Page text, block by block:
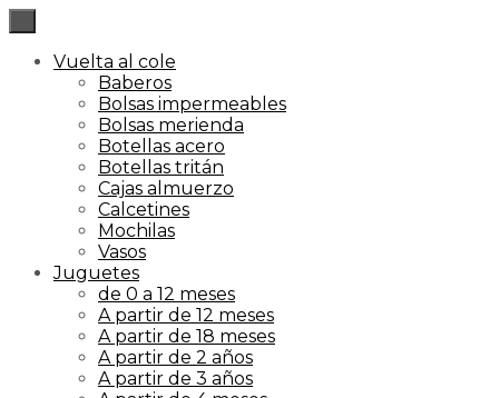
Vuelta al cole
Baberos
Bolsas impermeables
Bolsas merienda
Botellas acero
Botellas tritán
Cajas almuerzo
Calcetines
Mochilas
Vasos
Juguetes
de 0 a 12 meses
A partir de 12 meses
A partir de 18 meses
A partir de 2 años
A partir de 3 años